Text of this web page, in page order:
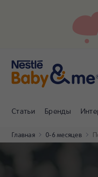
Статьи Бренды
Главная 0-6 месяцев